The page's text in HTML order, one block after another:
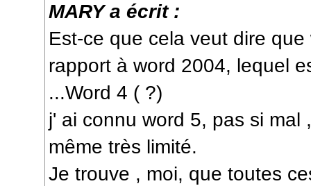
MARY a écrit :
Est-ce que cela veut dire
rapport à word 2004, lequel
...Word 4 ( ?)
j' ai connu word 5, pas si mal
même très limité.
Je trouve , moi, que toutes